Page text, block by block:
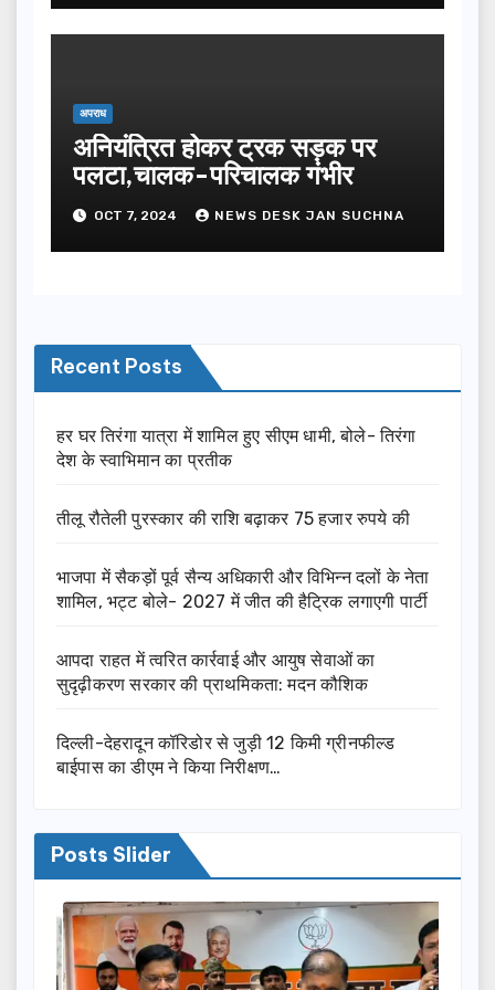
अपराध
अनियंत्रित होकर ट्रक सड़क पर
पलटा,चालक-परिचालक गंभीर
OCT 7, 2024 NEWS DESK JAN SUCHNA
Recent Posts
हर घर तिरंगा यात्रा में शामिल हुए सीएम धामी, बोले- तिरंगा
देश के स्वाभिमान का प्रतीक
तीलू रौतेली पुरस्कार की राशि बढ़ाकर 75 हजार रुपये की
भाजपा में सैकड़ों पूर्व सैन्य अधिकारी और विभिन्न दलों के नेता
शामिल, भट्ट बोले- 2027 में जीत की हैट्रिक लगाएगी पार्टी
आपदा राहत में त्वरित कार्रवाई और आयुष सेवाओं का
सुदृढ़ीकरण सरकार की प्राथमिकता: मदन कौशिक
दिल्ली-देहरादून कॉरिडोर से जुड़ी 12 किमी ग्रीनफील्ड
बाईपास का डीएम ने किया निरीक्षण…
Posts Slider